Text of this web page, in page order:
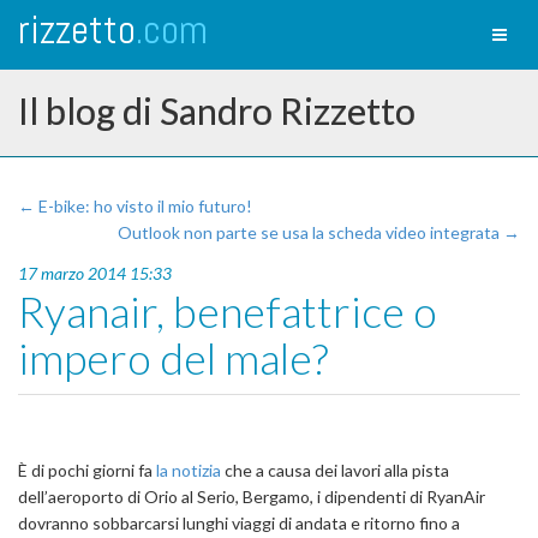
rizzetto.com
Il blog di Sandro Rizzetto
← E-bike: ho visto il mio futuro!
Outlook non parte se usa la scheda video integrata →
17 marzo 2014 15:33
Ryanair, benefattrice o
impero del male?
È di pochi giorni fa la notizia che a causa dei lavori alla pista
dell’aeroporto di Orio al Serio, Bergamo, i dipendenti di RyanAir
dovranno sobbarcarsi lunghi viaggi di andata e ritorno fino a